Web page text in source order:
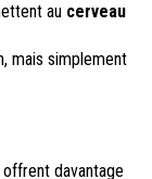
au cerveau
mais simplement
davantage